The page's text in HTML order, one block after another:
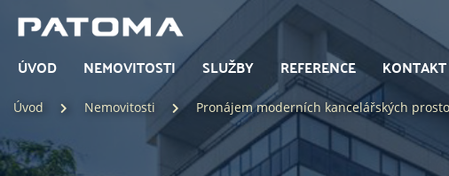
ÚVOD NEMOVITOSTI SLUŽBY REFERENCE KONTAKT
Úvod Nemovitosti Pronájem moderních kancelářských